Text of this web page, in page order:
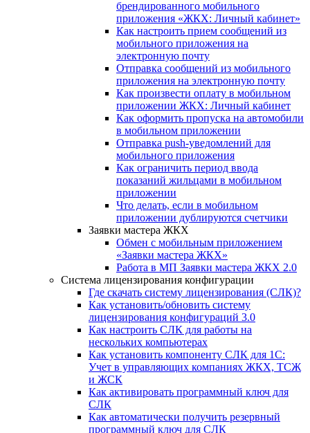
брендированного мобильного
приложения «ЖКХ: Личный кабинет»
Как настроить прием сообщений из
мобильного приложения на
электронную почту
Отправка сообщений из мобильного
приложения на электронную почту
Как произвести оплату в мобильном
приложении ЖКХ: Личный кабинет
Как оформить пропуска на автомобили
в мобильном приложении
Отправка push-уведомлений для
мобильного приложения
Как ограничить период ввода
показаний жильцами в мобильном
приложении
Что делать, если в мобильном
приложении дублируются счетчики
Заявки мастера ЖКХ
Обмен с мобильным приложением
«Заявки мастера ЖКХ»
Работа в МП Заявки мастера ЖКХ 2.0
Система лицензирования конфигурации
Где скачать систему лицензирования (СЛК)?
Как установить/обновить систему
лицензирования конфигураций 3.0
Как настроить СЛК для работы на
нескольких компьютерах
Как установить компоненту СЛК для 1С:
Учет в управляющих компаниях ЖКХ, ТСЖ
и ЖСК
Как активировать программный ключ для
СЛК
Как автоматически получить резервный
программный ключ для СЛК